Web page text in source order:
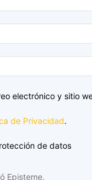
electrónico y sitio
de Privacidad.
de datos
Episteme.